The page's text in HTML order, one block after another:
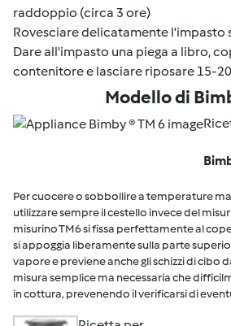
raddoppio (circa 3 ore)
Rovesciare delicatamente l'impasto
Dare all'impasto una piega a libro,
contenitore e lasciare riposare 15-
Modello di
Per cuocere o sobbollire a temperature
utilizzare sempre il cestello invece del
misurino TM6 si fissa perfettamente al
si appoggia liberamente sulla parte
vapore e previene anche gli schizzi di cibo
misura semplice ma necessaria che
in cottura, prevenendo il verificarsi di